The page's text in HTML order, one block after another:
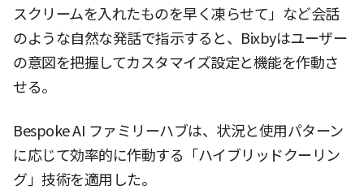
スクリームを入れたものを早く凍らせて」など会話
のような自然な発話で指示すると、Bixbyはユーザー
の意図を把握してカスタマイズ設定と機能を作動さ
せる。
Bespoke AI ファミリーハブは、状況と使用パターン
に応じて効率的に作動する「ハイブリッドクーリン
グ」技術を適用した。